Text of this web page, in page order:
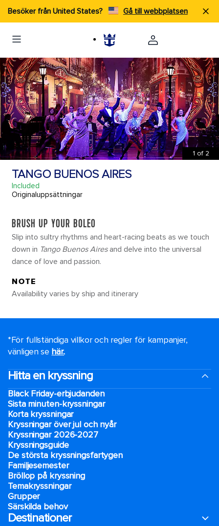
Besöker från United States? Gå till webbplatsen
1 of 2
TANGO BUENOS AIRES
Included
Originaluppsättningar
BRUSH UP YOUR BOLEO
Slip into sultry rhythms and heart-racing beats as we touch
down in Tango Buenos Airesand delve into the universal
dance of love and passion.
NOTE
Availability varies by ship and itinerary
*För fullständiga villkor och regler för kampanjer,
vänligen se här..
Hitta en kryssning
Black Friday-erbjudanden
Sista minuten-kryssningar
Korta kryssningar
Kryssningar över jul och nyår
Kryssningar 2026-2027
Kryssningsguide
De största kryssningsfartygen
Familjesemester
Bröllop på kryssning
Temakryssningar
Grupper
Särskilda behov
Destinationer